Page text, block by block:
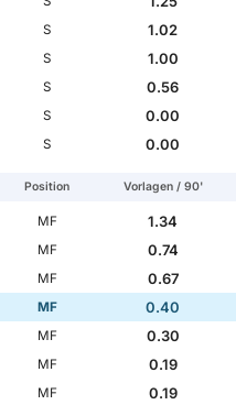
S
1.02
S
1.00
S
0.56
S
0.00
S 0.00
Position Vorlagen / 90'
MF
1.34
MF
0.74
MF
0.67
MF
0.40
MF
0.30
MF
0.19
MF
0.19